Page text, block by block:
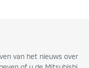
van het nieuws over